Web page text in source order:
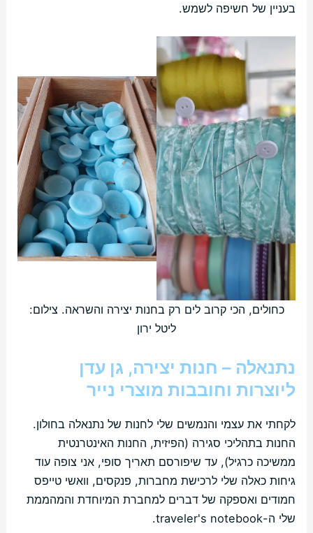
בעניין של חשיפה לשמש.
כחולים, הכי קרוב לים רק בחנות יצירה והשראה. צילום:
ליטל ירון
נתנאלה – חנות יצירה, גן עדן
ליוצרות וחובבות מוצרי נייר
לקחתי את עצמי והנמשים שלי לחנות של נתנאלה בחולון.
החנות בתהליכי סגירה (הפיזית, החנות האינטרנטית
ממשיכה כרגיל), עד שיפורסם תאריך סופי, אני צופה עוד
גיחות כאלה שלי לרכישת מחברות, פנקסים, וואשי טייפס
חמודים ואספקה של דברים למחברת המיוחדת והמהממת
שלי ה-traveler's notebook.